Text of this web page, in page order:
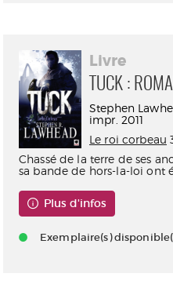
Livre
TUCK :
Stephen
impr. 2011
Le roi corbeau
Chassé de la terre de ses
sa bande de hors-la-loi ont
Plus d'infos
Exemplaire(s)